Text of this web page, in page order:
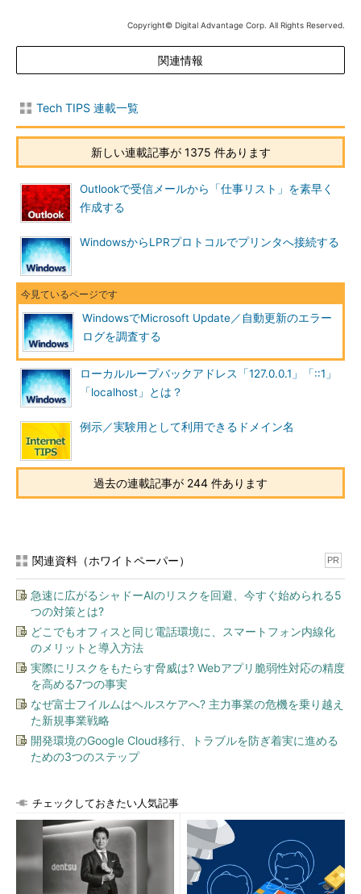
WindowsUpdate.logの例
自動更新の動作状況はこのログ・ファイルに記録
ラブルシューティングの手助けになる。
（1）「error」という文字列を、ファイルの末
尾から逆に探す。
ログの内容のほとんどは、自動更新が順調に動作していること
を表すための記録であり、詳細に見る必要はない。しかし何らか
の問題が起こった場合は、エラーの内容やそれに関する情報など
も出力されているので、それを手がかりにしてトラブルシューテ
ィングを行う。具体的には、ファイルの末尾から逆順に（上に向
かって）「error」という文字列を検索すればよい（大文字／小
文字の違いは無視すること）。
するとエラーが記録された行が見つかるだろうから、その近辺
にあるエラー・コードやエラーの手がかりとなる文字列を取り出
し、インターネット検索エンジンで検索してみればよい。する
と、同様のトラブルの事例や解決策などが見つかるだろう。自動
正プログラムの適用対象や適用済み環境の検出ミスなどのトラブ
ルが多いようだ。
ンで調べると、同様のトラブル事例などが得られ
る。
（1）先ほど見つけたエラー・コードを検索して
Copyright© Digital Advantage Corp. All Rights Reserved.
関連情報
Tech TIPS 連載一覧
新しい連載記事が 1375 件あります
Outlookで受信メールから「仕事リスト」を素早く
作成する
WindowsからLPRプロトコルでプリンタへ接続する
WindowsでMicrosoft Update／自動更新のエラー
ログを調査する
ローカルループバックアドレス「127.0.0.1」「::1」
「localhost」とは？
例示／実験用として利用できるドメイン名
過去の連載記事が 244 件あります
関連資料（ホワイトペーパー） PR
急速に広がるシャドーAIのリスクを回避、今すぐ始められる5
つの対策とは?
どこでもオフィスと同じ電話環境に、スマートフォン内線化
のメリットと導入方法
実際にリスクをもたらす脅威は? Webアプリ脆弱性対応の精度
を高める7つの事実
なぜ富士フイルムはヘルスケアへ? 主力事業の危機を乗り越え
た新規事業戦略
開発環境のGoogle Cloud移行、トラブルを防ぎ着実に進める
ための3つのステップ
チェックしておきたい人気記事